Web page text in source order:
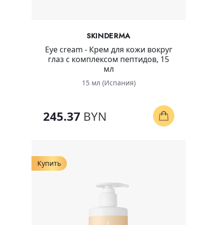
SKINDERMA
Eye cream - Крем для кожи вокруг
глаз с комплексом пептидов, 15
мл
15 мл (Испания)
245.37 BYN
Купить